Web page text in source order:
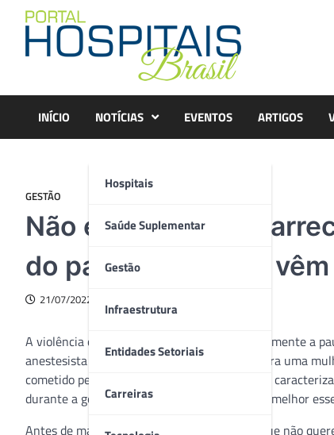
content
INÍCIO NOTÍCIAS
Hospitais
Saúde Suplementar
Gestão
Infraestrutura
Entidades Setoriais
Carreiras
EVENTOS ARTIGOS
GESTÃO
Não é apenas o
do parto, mulheres
21/07/2022
A violência obstétrica voltou a ocupar intensamente a
anestesista Giovanni Quintella Bezerra estupra uma
cometido pelo médico, a violência obstétrica é
durante a gestação – mas é preciso entender melhor
Antes de mais nada, há algumas perguntas que não